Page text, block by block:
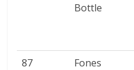
Bottle
87 Fones